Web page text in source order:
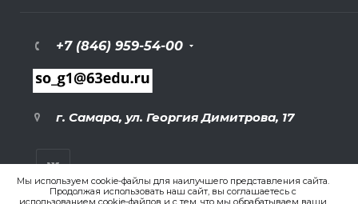
Мы используем cookie-файлы для наилучшего представления сайта.
Продолжая использовать наш сайт, вы соглашаетесь с
использованием cookie-файлов и с тем, что мы обрабатываем ваши
+7 (846) 959-54-00
г. Самара, ул. Георгия Димитрова, 17